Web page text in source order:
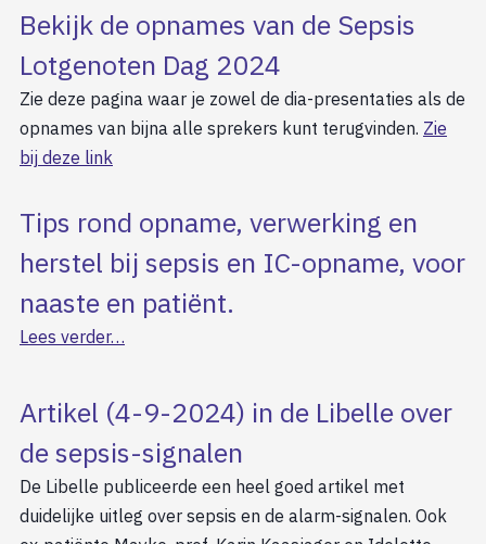
Bekijk de opnames van de Sepsis
Lotgenoten Dag 2024
Zie deze pagina waar je zowel de dia-presentaties als de
opnames van bijna alle sprekers kunt terugvinden. Zie
bij deze link
Tips rond opname, verwerking en
herstel bij sepsis en IC-opname, voor
naaste en patiënt.
Lees verder…
Artikel (4-9-2024) in de Libelle over
de sepsis-signalen
De Libelle publiceerde een heel goed artikel met
duidelijke uitleg over sepsis en de alarm-signalen. Ook